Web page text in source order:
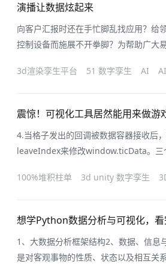
演播让数据炫起来
向客户汇报时还在手忙脚乱找应用？给
控制设备而施展不开拳脚？为帮助广大
景，让用户在业务复盘、项目汇报、领
3d渲染孪生平台 51 数字孪生 AI
震惊！可视化工具居然能用来做游
4.当格子发出的回调被数据容器接收后
leaveIndex来修改window.ticData。三
b.hoverIndex，表示鼠标移入了该下
100%堆积柱单 3d unity 数字孪生
想学Python数据分析与可视化，
1、大数据分析框架结构2、数据、信
是对客观事物的性质、状态以及相互关